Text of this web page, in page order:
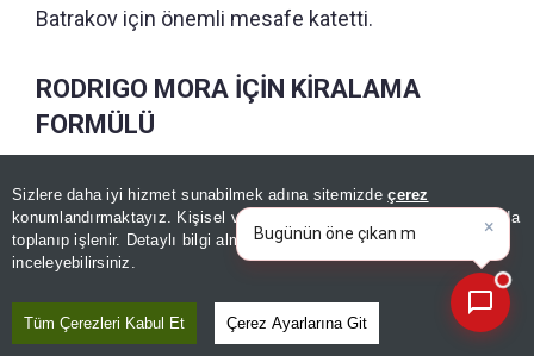
Sizlere daha iyi hizmet sunabilmek adına sitemizdeçerez
konumlandırmaktayız. Kişisel verileriniz, KVKK ve GDPR kapsamında
toplanıp işlenir. Detaylı bilgi almak içinAydınlatma Metnimizi
inceleyebilirsiniz.
Tüm Çerezleri Kabul Et Çerez Ayarlarına Git
Batrakov için önemli mesafe katetti.
RODRIGO MORA İÇİN KİRALAMA
FORMÜLÜ
Sözcü'de yer alan habere göreGalatasaray, Porto
forması giyen Rodrigo Mora'nın transferi
konusunda Portekiz ekibiyle kiralama formülü
×
Bugünün öne çıkan manşetleri
ve gelişmeleri neler?